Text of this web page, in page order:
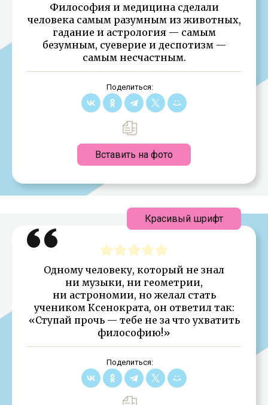
Философия и медицина сделали
человека самым разумным из животных,
гадание и астрология — самым
безумным, суеверие и деспотизм —
самым несчастным.
Поделиться:
Вставить на фото
Одному человеку, который не знал
ни музыки, ни геометрии,
ни астрономии, но желал стать
учеником Ксенократа, он ответил так:
«Ступай прочь — тебе не за что ухватить
философию!»
Поделиться:
Красивый шрифт